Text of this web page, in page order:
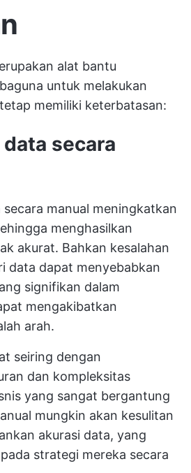
alat bantu
untuk melakukan
memiliki keterbatasan:
secara
manual meningkatkan
menghasilkan
akurat. Bahkan kesalahan
data dapat menyebabkan
signifikan dalam
mengakibatkan
arah.
seiring dengan
dan kompleksitas
yang sangat bergantung
mungkin akan kesulitan
akurasi data, yang
strategi mereka secara